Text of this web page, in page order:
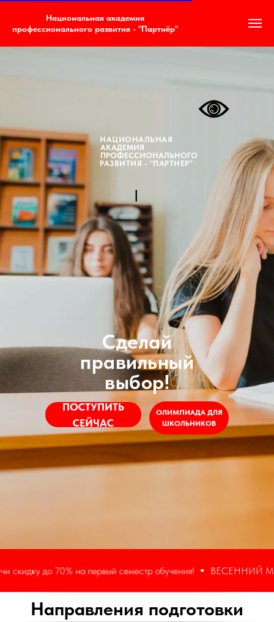
Национальная академия
профессионального развития - "Партнёр"
Сделай
правильный
выбор!
АКАДЕМИЯ
ПРОФЕССИОНАЛЬНОГО
РАЗВИТИЯ - "ПАРТНЕР"
НАЦИОНАЛЬНАЯ
|
ПОСТУПИТЬ
СЕЙЧАС
ОЛИМПИАДА ДЛЯ
ШКОЛЬНИКОВ
на первый семестр обучения! ВЕСЕННИЙ МАРАФОН! Подай
Направления подготовки